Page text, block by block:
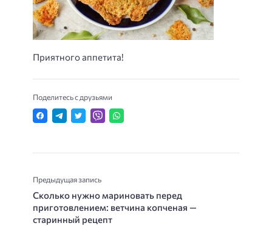
Приятного аппетита!
Поделитесь с друзьями
Предыдущая запись
Сколько нужно мариновать перед
приготовлением: ветчина копченая —
старинный рецепт